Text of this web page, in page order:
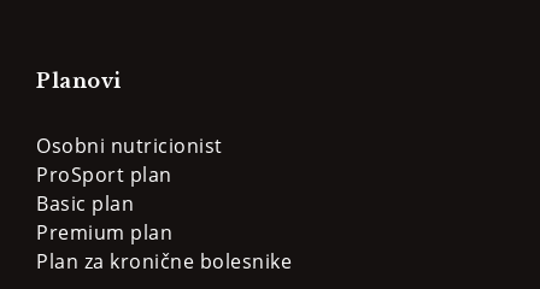
Planovi
Osobni nutricionist
ProSport plan
Basic plan
Premium plan
Plan za kronične bolesnike